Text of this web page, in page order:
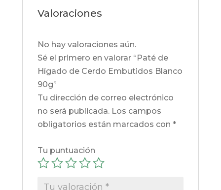
Valoraciones
No hay valoraciones aún.
Sé el primero en valorar “Paté de
Hígado de Cerdo Embutidos Blanco
90g”
Tu dirección de correo electrónico
no será publicada. Los campos
obligatorios están marcados con *
Tu puntuación